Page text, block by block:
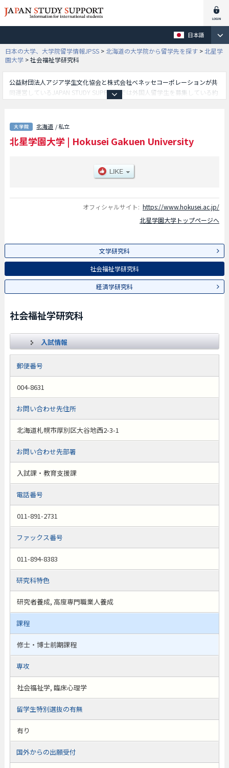
日本語
日本の大学、大学院留学情報JPSS > 北海道の大学院から留学先を探す > 北星学
園大学 >社会福祉学研究科
公益財団法人アジア学生文化協会と株式会社ベネッセコーポレーションが共
同運営しているJAPAN STUDY SUPPORTでは外国人留学生を募集している約
会福祉学研究科や経済学研究科等、研究科別情報や、募集定員や合格者数な
ど入試情報、施設案内、アクセスなど外国人留学生に必要な情報を掲載して
いるので是非ご利用ください。
北海道 / 私立
北星学園大学 | Hokusei Gakuen University
オフィシャルサイト: https://www.hokusei.ac.jp/
北星学園大学トップページへ
文学研究科
社会福祉学研究科
経済学研究科
社会福祉学研究科
入試情報
郵便番号
004-8631
お問い合わせ先住所
北海道札幌市厚別区大谷地西2-3-1
お問い合わせ先部署
入試課・教育支援課
電話番号
011-891-2731
ファックス番号
011-894-8383
研究科特色
研究者養成, 高度専門職業人養成
課程
修士・博士前期課程
専攻
社会福祉学, 臨床心理学
留学生特別選抜の有無
有り
国外からの出願受付